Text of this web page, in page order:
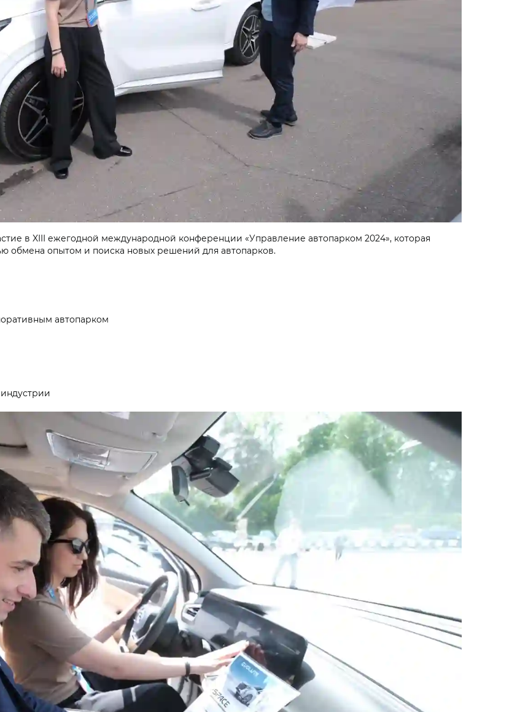
в XIII ежегодной международной конференции «Управление автопарком 2024», которая
обмена опытом и поиска новых решений для автопарков.
автопарком